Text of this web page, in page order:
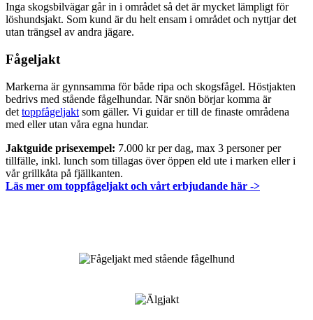
Inga skogsbilvägar går in i området så det är mycket lämpligt för
löshundsjakt. Som kund är du helt ensam i området och nyttjar det
utan trängsel av andra jägare.
Fågeljakt
Markerna är gynnsamma för både ripa och skogsfågel. Höstjakten
bedrivs med stående fågelhundar. När snön börjar komma är
det toppfågeljakt som gäller. Vi guidar er till de finaste områdena
med eller utan våra egna hundar.
Jaktguide prisexempel: 7.000 kr per dag, max 3 personer per
tillfälle, inkl. lunch som tillagas över öppen eld ute i marken eller i
vår grillkåta på fjällkanten.
Läs mer om toppfågeljakt och vårt erbjudande här ->